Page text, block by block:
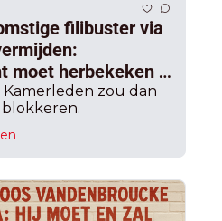
filibuster via
moet herbekeken
zou dan